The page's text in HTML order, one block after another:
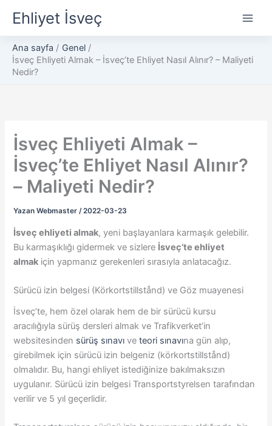
atlaEhliyet İsveç
Ana sayfa
Genel
İsveç Ehliyeti Almak – İsveç’te Ehliyet Nasıl Alınır? – Maliyeti
Nedir?
İsveç Ehliyeti Almak –
İsveç’te Ehliyet Nasıl Alınır?
– Maliyeti Nedir?
Yazan Webmaster/2022-03-23
İsveç ehliyeti almak, yeni başlayanlara karmaşık gelebilir.
Bu karmaşıklığı gidermek ve sizlere İsveç’te ehliyet
almak için yapmanız gerekenleri sırasıyla anlatacağız.
Sürücü izin belgesi (Körkortstillstånd) ve Göz muayenesi
İsveç’te, hem özel olarak hem de bir sürücü kursu
aracılığıyla sürüş dersleri almak ve Trafikverket’in
websitesinden sürüş sınavı veteori sınavına gün alıp,
girebilmek için sürücü izin belgeniz (körkortstillstånd)
olmalıdır. Bu, hangi ehliyet istediğinize bakılmaksızın
uygulanır. Sürücü izin belgesi Transportstyrelsen tarafından
verilir ve 5 yıl geçerlidir.